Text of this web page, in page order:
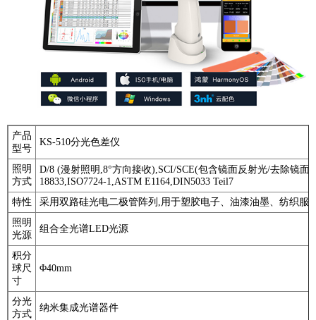
产品
型号
KS-510分光色差仪
照明
方式
D/8 (漫射照明,8°方向接收),SCI/SCE(包含镜面反射光/去除镜面
18833,ISO7724-1,ASTM E1164,DIN5033 Teil7
特性
采用双路硅光电二极管阵列,用于塑胶电子、油漆油墨、纺织服
照明
光源
组合全光谱LED光源
积分
球尺
寸
Φ40mm
分光
方式
纳米集成光谱器件